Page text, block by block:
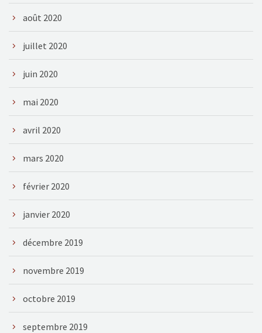
août 2020
juillet 2020
juin 2020
mai 2020
avril 2020
mars 2020
février 2020
janvier 2020
décembre 2019
novembre 2019
octobre 2019
septembre 2019